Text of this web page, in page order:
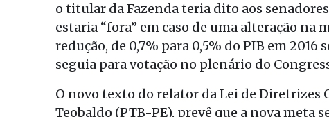
o titular da Fazenda teria dito aos
estaria “fora” em caso de uma alteração na
redução, de 0,7% para 0,5% do PIB em
seguia para votação no plenário do
O novo texto do relator da Lei de Diretrizes
Teobaldo (PTB-PE), prevê que a nova meta